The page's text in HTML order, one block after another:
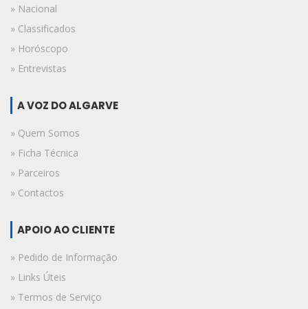
» Nacional
» Classificados
» Horóscopo
» Entrevistas
A VOZ DO ALGARVE
» Quem Somos
» Ficha Técnica
» Parceiros
» Contactos
APOIO AO CLIENTE
» Pedido de Informação
» Links Úteis
» Termos de Serviço